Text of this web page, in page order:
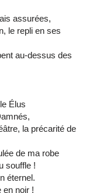
assurées,
le repli en ses
au-dessus des
Élus
la précarité de
de ma robe
souffle !
éternel.
en noir !